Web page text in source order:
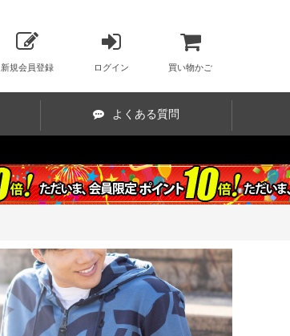
新規会員登録 ログイン 買い物かご
よくある質問